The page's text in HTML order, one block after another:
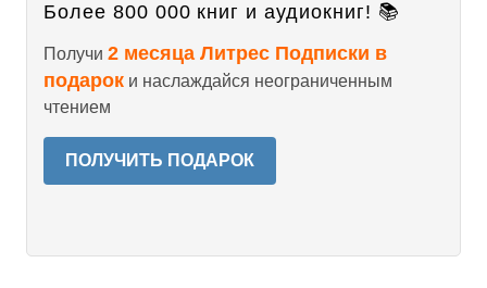
Более 800 000 книг и аудиокниг! 📚
Получи 2 месяца Литрес Подписки в
подарок и наслаждайся неограниченным
чтением
ПОЛУЧИТЬ ПОДАРОК